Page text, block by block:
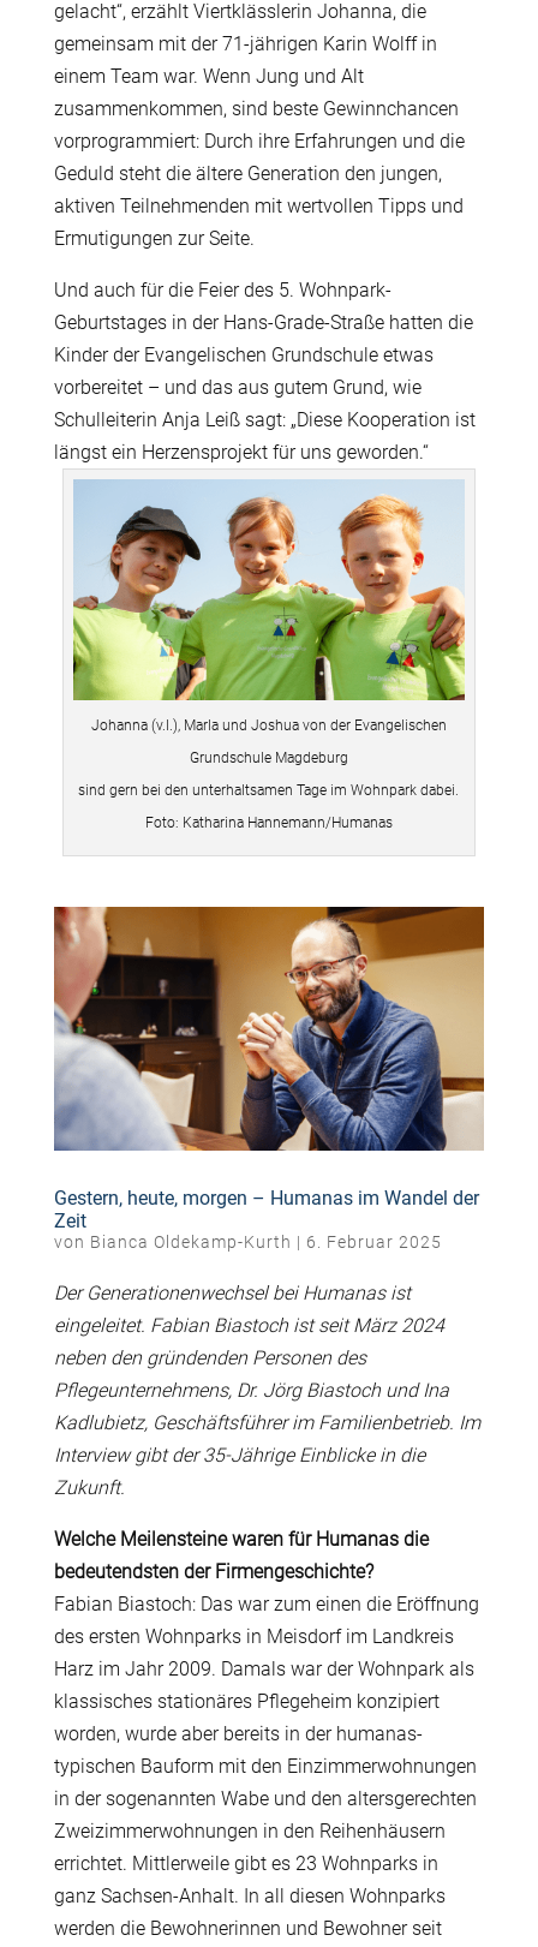
gelacht“, erzählt Viertklässlerin Johanna, die
gemeinsam mit der 71-jährigen Karin Wolff in
einem Team war. Wenn Jung und Alt
zusammenkommen, sind beste Gewinnchancen
vorprogrammiert: Durch ihre Erfahrungen und die
Geduld steht die ältere Generation den jungen,
aktiven Teilnehmenden mit wertvollen Tipps und
Ermutigungen zur Seite.
Und auch für die Feier des 5. Wohnpark-
Geburtstages in der Hans-Grade-Straße hatten die
Kinder der Evangelischen Grundschule etwas
vorbereitet – und das aus gutem Grund, wie
Schulleiterin Anja Leiß sagt: „Diese Kooperation ist
längst ein Herzensprojekt für uns geworden.“
Johanna (v.l.), Marla und Joshua von der Evangelischen
Grundschule Magdeburg
sind gern bei den unterhaltsamen Tage im Wohnpark dabei.
Foto: Katharina Hannemann/Humanas
Gestern, heute, morgen – Humanas im Wandel der
Zeit
von Bianca Oldekamp-Kurth | 6. Februar 2025
Der Generationenwechsel bei Humanas ist
eingeleitet. Fabian Biastoch ist seit März 2024
neben den gründenden Personen des
Pflegeunternehmens, Dr. Jörg Biastoch und Ina
Kadlubietz, Geschäftsführer im Familienbetrieb. Im
Interview gibt der 35-Jährige Einblicke in die
Zukunft.
Welche Meilensteine waren für Humanas die
bedeutendsten der Firmengeschichte?
Fabian Biastoch: Das war zum einen die Eröffnung
des ersten Wohnparks in Meisdorf im Landkreis
Harz im Jahr 2009. Damals war der Wohnpark als
klassisches stationäres Pflegeheim konzipiert
worden, wurde aber bereits in der humanas-
typischen Bauform mit den Einzimmerwohnungen
in der sogenannten Wabe und den altersgerechten
Zweizimmerwohnungen in den Reihenhäusern
errichtet. Mittlerweile gibt es 23 Wohnparks in
ganz Sachsen-Anhalt. In all diesen Wohnparks
werden die Bewohnerinnen und Bewohner seit